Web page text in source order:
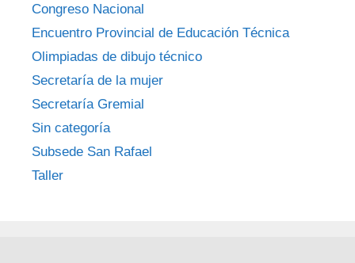
Congreso Nacional
Encuentro Provincial de Educación Técnica
Olimpiadas de dibujo técnico
Secretaría de la mujer
Secretaría Gremial
Sin categoría
Subsede San Rafael
Taller